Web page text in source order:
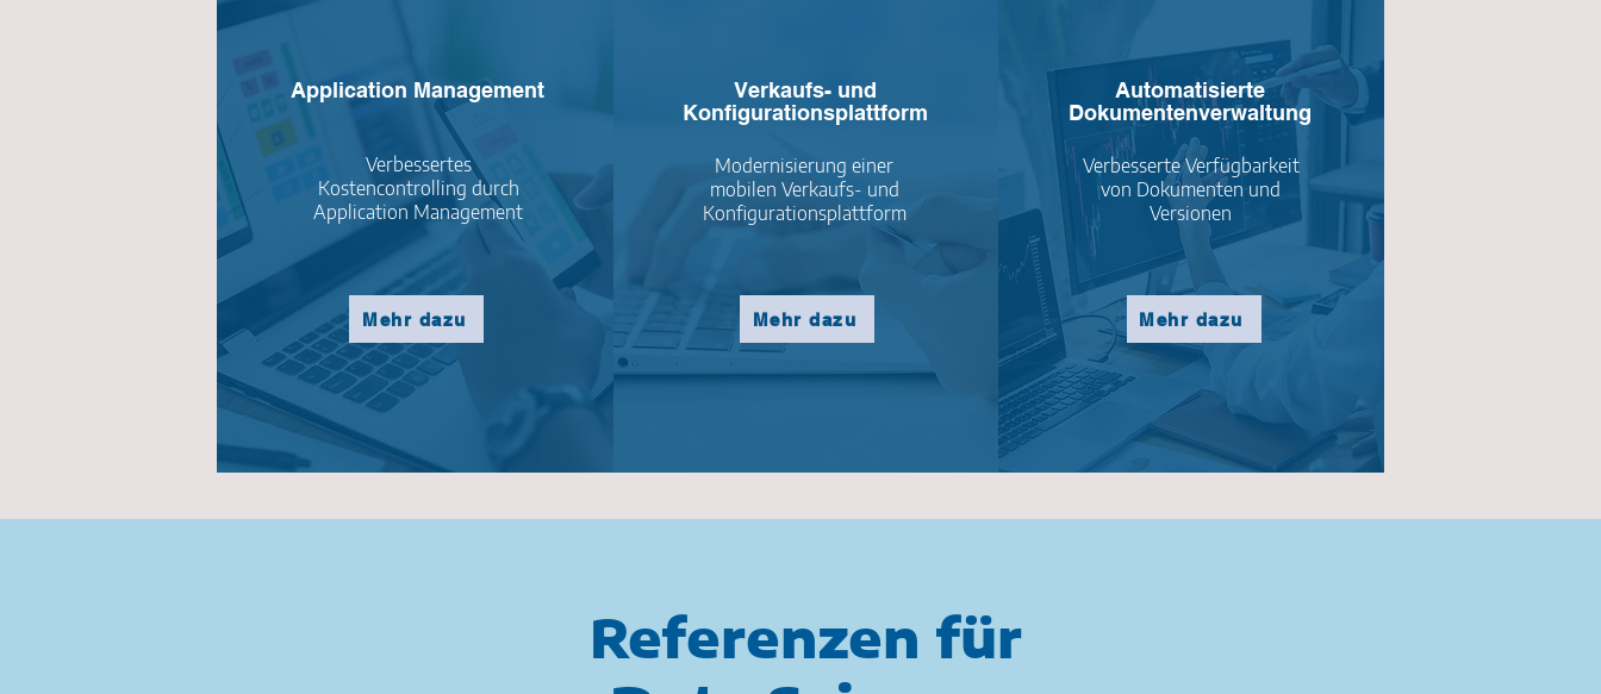
Application Management
Verbessertes
Kostencontrolling durch
Application Management
Mehr dazu
Verkaufs- und
Konfigurationsplattform
Modernisierung einer
mobilen Verkaufs- und
Konfigurationsplattform
Mehr dazu
Automatisierte
Dokumentenverwaltung
Verbesserte Verfügbarkeit
von Dokumenten und
Versionen
Mehr dazu
Referenzen für